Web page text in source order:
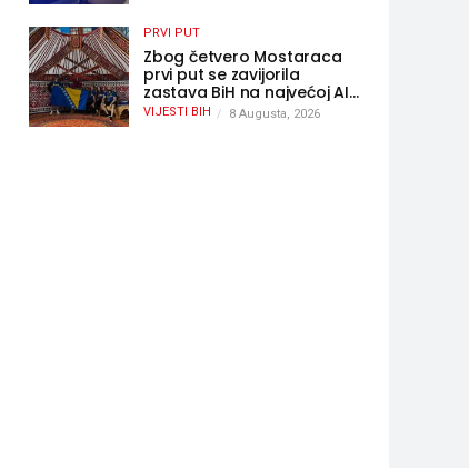
PRVI PUT
Zbog četvero Mostaraca
prvi put se zavijorila
zastava BiH na najvećoj AI
olimpijadi, a sada je njihov
mentor postao član
VIJESTI BIH 8 Augusta, 2026